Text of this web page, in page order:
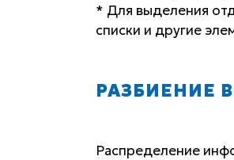
* Для выделения
списки и другие
РАЗБИЕНИЕ
Распределение